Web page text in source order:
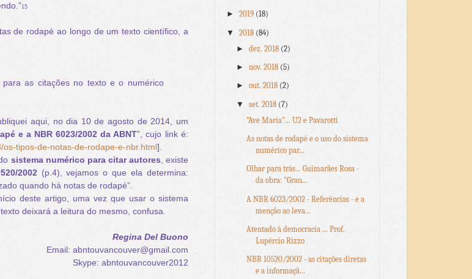
15
de rodapé ao longo de um texto científico, a
as citações no texto e o numérico
aqui, no dia 10 de agosto de 2014, um
e a NBR 6023/2002 da ABNT”, cujo link é:
tipos-de-notas-de-rodape-e-nbr.html].
sistema numérico para citar autores , existe
2002(p.4), vejamos o que ela determina:
quando há notas de rodapé”.
deste artigo, uma vez que usar o sistema
deixará a leitura do mesmo, confusa.
Regina Del Buono
Email: abntouvancouver@gmail.com
Skype: abntouvancouver2012
►2019 (18)
▼2018 (84)
► dez. 2018 (2)
► nov. 2018 (5)
► out. 2018 (2)
▼ set. 2018 (7)
"Ave Maria"... U2 e Pavarotti
As notas de rodapé e o uso do sistema
numérico par...
Olhar para trás... Guimarães Rosa -
da obra: "Gran...
A NBR 6023/2002 - Referências - e a
menção ao leva...
Atentado à democracia ... Prof.
Lupércio Rizzo
NBR 10520/2002 - as citações diretas
e a informaçã...